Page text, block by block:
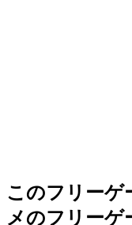
このフリーゲ
メのフリーゲ